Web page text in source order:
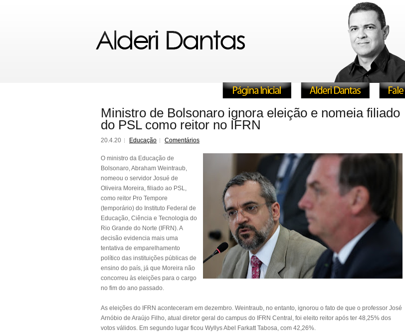
Ministro de Bolsonaro ignora eleição e nomeia filiado
do PSL como reitor no IFRN
20.4.20 Educação Comentários
O ministro da Educação de
Bolsonaro, Abraham Weintraub,
nomeou o servidor Josué de
Oliveira Moreira, filiado ao PSL,
como reitor Pro Tempore
(temporário) do Instituto Federal de
Educação, Ciência e Tecnologia do
Rio Grande do Norte (IFRN). A
decisão evidencia mais uma
tentativa de emparelhamento
político das instituições públicas de
ensino do país, já que Moreira não
concorreu às eleições para o cargo
no fim do ano passado.
As eleições do IFRN aconteceram em dezembro. Weintraub, no entanto, ignorou o fato de que o professor José
Arnóbio de Araújo Filho, atual diretor geral do campus do IFRN Central, foi eleito reitor após ter 48,25% dos
votos válidos. Em segundo lugar ficou Wyllys Abel Farkatt Tabosa, com 42,26%.